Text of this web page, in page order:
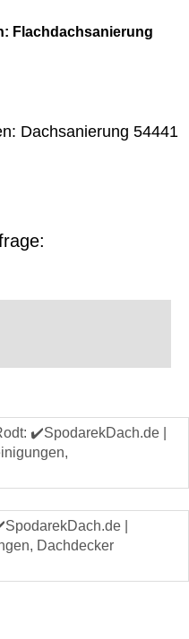
Flachdachsanierung
Dachsanierung 54441
✔️SpodarekDach.de |
|
Dachdecker